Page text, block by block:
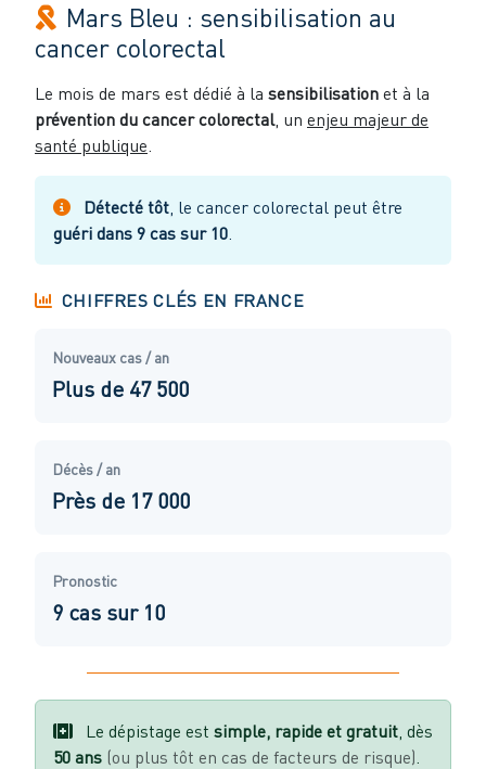
Mars Bleu : sensibilisation au
cancer colorectal
Le mois de mars est dédié à la sensibilisation et à la
prévention du cancer colorectal, un enjeu majeur de
santé publique
Détecté tôt , le cancer colorectal peut être
guéri dans 9 cas sur 10
CHIFFRES CLÉS EN FRANCE
Nouveaux cas / an
Plus de 47 500
Décès / an
Près de 17 000
Pronostic
9 cas sur 10
Le dépistage est simple, rapide et gratuit , dès
50 ans (ou plus tôt en cas de facteurs de risque)